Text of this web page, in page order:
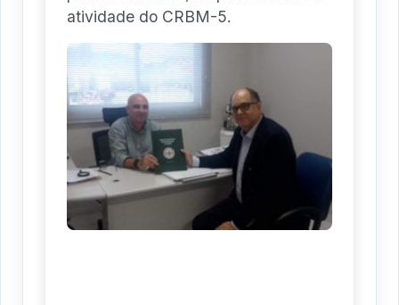
atividade do CRBM-5.